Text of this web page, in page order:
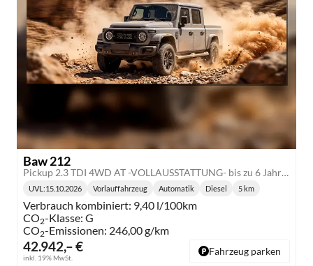
Baw 212
Pickup 2.3 TDI 4WD AT -VOLLAUSSTATTUNG- bis zu 6 Jahre Garantie
42.942,– €
inkl. 19% MwSt.
Lieferzeit:
UVL :15.10.2026 Vorlauffahrzeug
Getriebe:
Automatik
Kraftstoff:
Diesel
Kilometerstand:
5 km
Verbrauch kombiniert: 9,40 l/100km
CO2-Klasse: G
CO2-Emissionen: 246,00 g/km
Fahrzeug parken